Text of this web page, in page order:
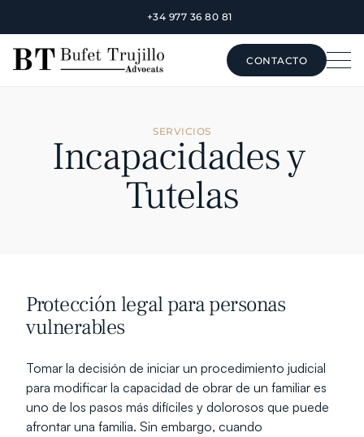
+34 977 36 80 81
CONTACTO
SERVICIOS
Incapacidades y
Tutelas
Protección legal para personas
vulnerables
Tomar la decisión de iniciar un procedimiento judicial
para modificar la capacidad de obrar de un familiar es
uno de los pasos más difíciles y dolorosos que puede
afrontar una familia. Sin embargo, cuando